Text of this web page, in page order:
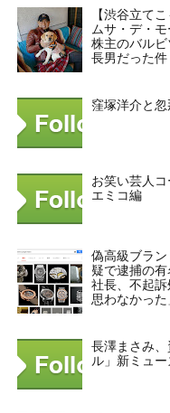
【渋谷立て
ムサ・デ・
株主のバル
長男だった件
窪塚洋介と
お笑い芸人
エミコ編
偽高級ブラ
疑で逮捕の
社長、不起
思わなかっ
長澤まさみ
ル」新ミュ